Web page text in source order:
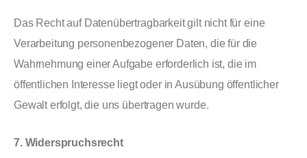
Das Recht auf Datenübertragbarkeit gilt nicht für eine
Verarbeitung personenbezogener Daten, die für die
Wahrnehmung einer Aufgabe erforderlich ist, die im
öffentlichen Interesse liegt oder in Ausübung öffentlicher
Gewalt erfolgt, die uns übertragen wurde.
7. Widerspruchsrecht